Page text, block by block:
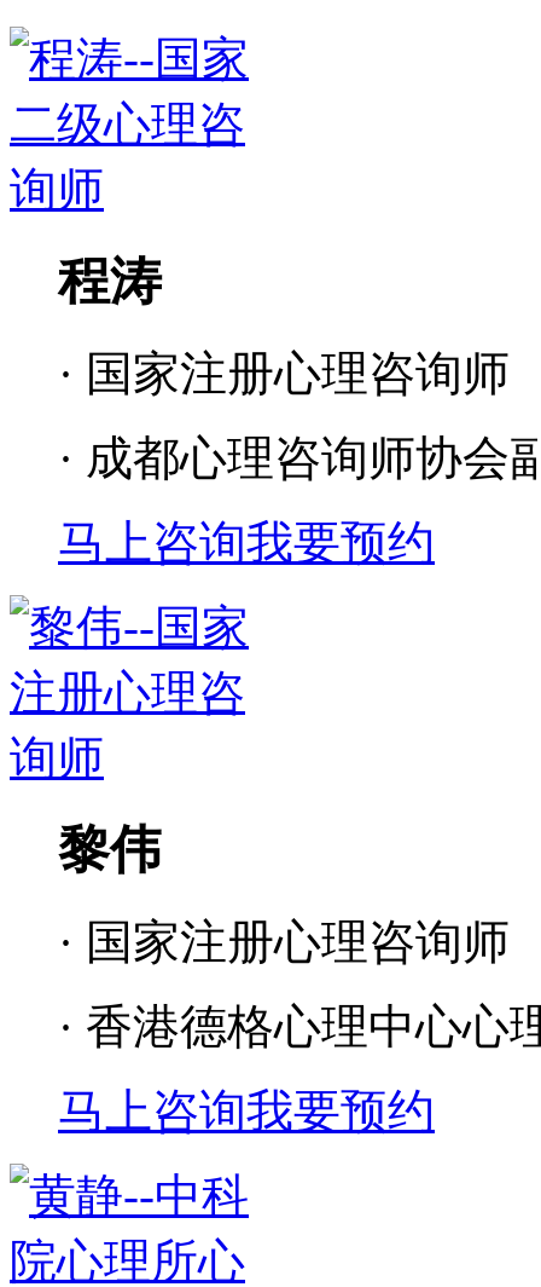
程涛
· 国家注册心理咨询师
· 成都心理咨询师协会
马上咨询我要预约
黎伟
· 国家注册心理咨询师
· 香港德格心理中心心
马上咨询我要预约